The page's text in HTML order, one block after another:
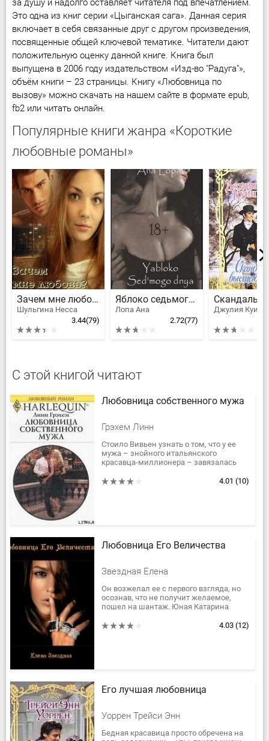
за душу и надолго оставляет читателя под впечатлением.
Это одна из книг серии «Цыганская сага». Данная серия
включает в себя связанные друг с другом произведения,
посвященные общей ключевой тематике. Читатели дают
положительную оценку данной книге. Книга был
выпущена в 2006 году издательством «Изд-во "Радуга"»,
объём книги – 23 страницы. Книгу «Любовница по
вызову» можно скачать на нашем сайте в формате epub,
fb2 или читать онлайн.
Популярные книги жанра «Короткие
любовные романы»
Зачем мне любовь?
Шульгина Несса
3.44(79)
Яблоко седьмого дня
Лопа Ана
2.72(77)
С этой книгой читают
Любовница собственного мужа
Грэхем Линн
Стоило Вивьен узнать о том, что у ее
мужа – знойного итальянского
красавца-миллионера – завязалась
порвала с ним все отношения.
4.01 (10)
Любовница Его Величества
Звездная Елена
Он возжелал ее с первого взгляда, но
осознав, что не получит желаемое,
пошел на шантаж. Юная Катарина
наследного принца, но выбирая...4.03 (12)
Его лучшая любовница
Уоррен Трейси Энн
Бедная красавица просто обречена на